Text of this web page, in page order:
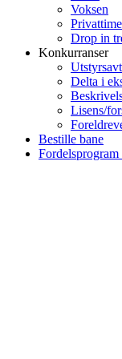
Voksen
Drop in
Konkurranser
Delta i
Lisens/
Bestille bane
Fordelsprogram